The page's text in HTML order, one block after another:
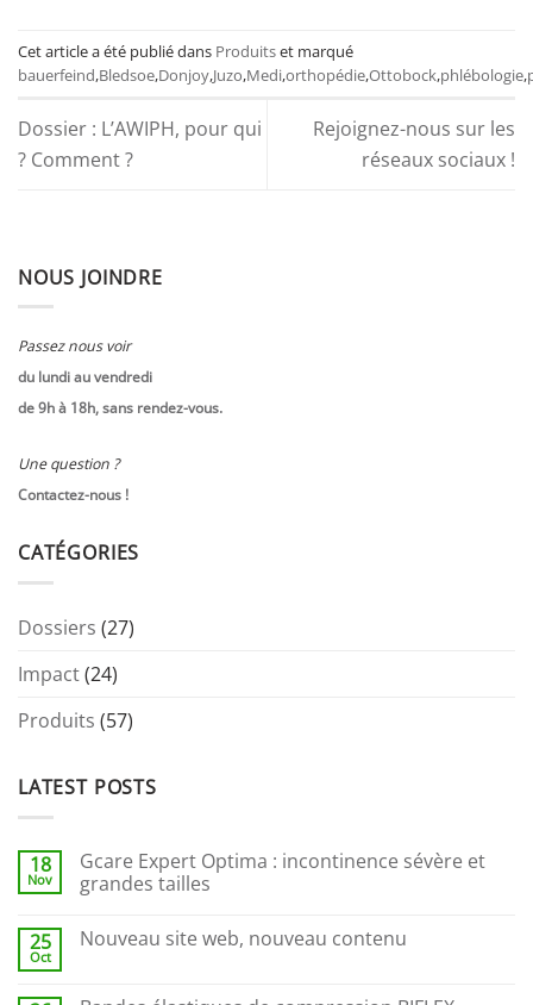
Cet article a été publié dans Produitset marqué
bauerfeind,Bledsoe,Donjoy,Juzo,Medi,orthopédie,Ottobock,phlébologie,
Dossier : L’AWIPH, pour qui
? Comment ?
Rejoignez-nous sur les
réseaux sociaux !
NOUS JOINDRE
Passez nous voir
du lundi au vendredi
de 9h à 18h, sans rendez-vous.
Une question ?
Contactez-nous !
CATÉGORIES
Dossiers (27)
Impact(24)
Produits (57)
LATEST POSTS
18
Nov
Gcare Expert Optima : incontinence sévère et
grandes tailles
25
Oct
Nouveau site web, nouveau contenu